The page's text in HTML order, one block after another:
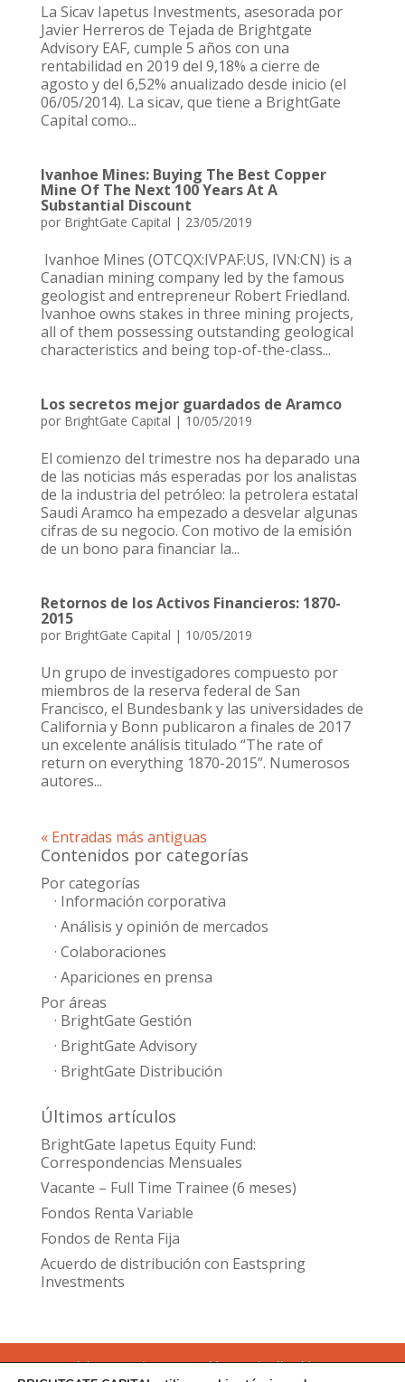
La Sicav Iapetus Investments, asesorada por
Javier Herreros de Tejada de Brightgate
Advisory EAF, cumple 5 años con una
rentabilidad en 2019 del 9,18% a cierre de
agosto y del 6,52% anualizado desde inicio (el
06/05/2014). La sicav, que tiene a BrightGate
Capital como...
Ivanhoe Mines: Buying The Best Copper
Mine Of The Next 100 Years At A
Substantial Discount
por BrightGate Capital | 23/05/2019
Ivanhoe Mines (OTCQX:IVPAF:US, IVN:CN) is a
Canadian mining company led by the famous
geologist and entrepreneur Robert Friedland.
Ivanhoe owns stakes in three mining projects,
all of them possessing outstanding geological
characteristics and being top-of-the-class...
Los secretos mejor guardados de Aramco
por BrightGate Capital | 10/05/2019
El comienzo del trimestre nos ha deparado una
de las noticias más esperadas por los analistas
de la industria del petróleo: la petrolera estatal
Saudi Aramco ha empezado a desvelar algunas
cifras de su negocio. Con motivo de la emisión
de un bono para financiar la...
Retornos de los Activos Financieros: 1870-
2015
por BrightGate Capital | 10/05/2019
Un grupo de investigadores compuesto por
miembros de la reserva federal de San
Francisco, el Bundesbank y las universidades de
California y Bonn publicaron a finales de 2017
un excelente análisis titulado “The rate of
return on everything 1870-2015”. Numerosos
autores...
« Entradas más antiguas
Contenidos por categorías
Por categorías
· Información corporativa
· Análisis y opinión de mercados
· Colaboraciones
· Apariciones en prensa
Por áreas
· BrightGate Gestión
· BrightGate Advisory
· BrightGate Distribución
Últimos artículos
BrightGate Iapetus Equity Fund:
Correspondencias Mensuales
Vacante – Full Time Trainee (6 meses)
Fondos Renta Variable
Fondos de Renta Fija
Acuerdo de distribución con Eastspring
Investments
Inicio Equipo Gestión
Distribución